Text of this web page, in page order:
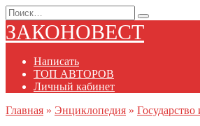
Перейти
к
содержанию
Search
for:
ЗАКОНОВЕСТ
Написать
ТОП АВТОРОВ
Личный кабинет
Главная » Энциклопедия »